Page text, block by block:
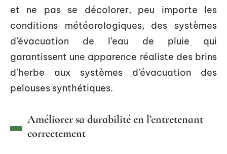
et ne pas se décolorer, peu importe les
conditions météorologiques, des systèmes
d’évacuation de l’eau de pluie qui
garantissent une apparence réaliste des brins
d’herbe aux systèmes d’évacuation des
pelouses synthétiques.
Améliorer sa durabilité en l’entretenant
correctement